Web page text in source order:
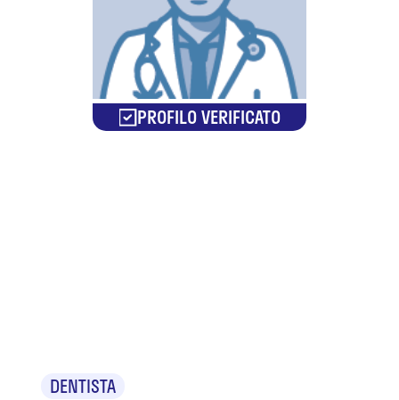
PROFILO VERIFICATO
DENTISTA